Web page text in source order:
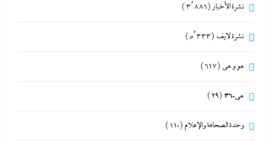
نشرة الأخبار (3٬886)
نشرة لايف (5٬333)
هو و هي (617)
هى360 (29)
وحدة الصحافة والإعلام(110)